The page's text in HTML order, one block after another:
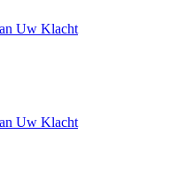
Uw Klacht
Uw Klacht